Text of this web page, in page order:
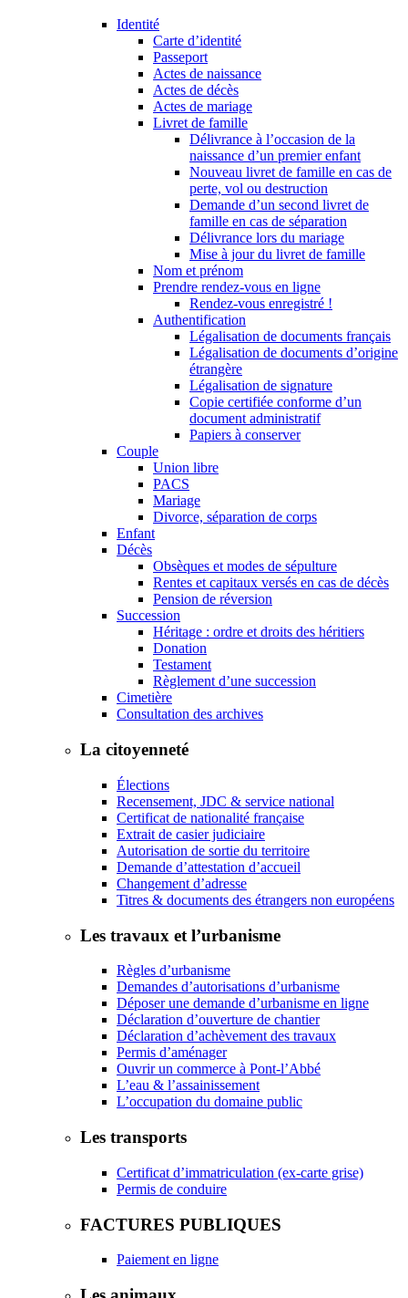
Identité
Carte d’identité
Passeport
Actes de naissance
Actes de décès
Actes de mariage
Livret de famille
Délivrance à l’occasion de la
naissance d’un premier enfant
Nouveau livret de famille en cas de
perte, vol ou destruction
Demande d’un second livret de
famille en cas de séparation
Délivrance lors du mariage
Mise à jour du livret de famille
Nom et prénom
Prendre rendez-vous en ligne
Rendez-vous enregistré !
Authentification
Légalisation de documents français
Légalisation de documents d’origine
étrangère
Légalisation de signature
Copie certifiée conforme d’un
document administratif
Papiers à conserver
Couple
Union libre
PACS
Mariage
Divorce, séparation de corps
Enfant
Décès
Obsèques et modes de sépulture
Rentes et capitaux versés en cas de décès
Pension de réversion
Succession
Héritage : ordre et droits des héritiers
Donation
Testament
Règlement d’une succession
Cimetière
Consultation des archives
La citoyenneté
Élections
Recensement, JDC & service national
Certificat de nationalité française
Extrait de casier judiciaire
Autorisation de sortie du territoire
Demande d’attestation d’accueil
Changement d’adresse
Titres & documents des étrangers non européens
Les travaux et l’urbanisme
Règles d’urbanisme
Demandes d’autorisations d’urbanisme
Déposer une demande d’urbanisme en ligne
Déclaration d’ouverture de chantier
Déclaration d’achèvement des travaux
Permis d’aménager
Ouvrir un commerce à Pont-l’Abbé
L’eau & l’assainissement
L’occupation du domaine public
Les transports
Certificat d’immatriculation (ex-carte grise)
Permis de conduire
FACTURES PUBLIQUES
Paiement en ligne